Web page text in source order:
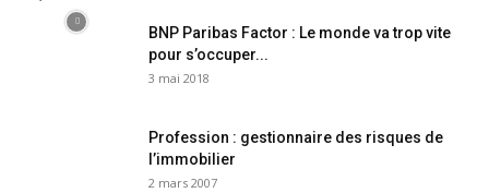
BNP Paribas Factor : Le monde va trop vite
pour s’occuper...
3 mai 2018
Profession : gestionnaire des risques de
l’immobilier
2 mars 2007